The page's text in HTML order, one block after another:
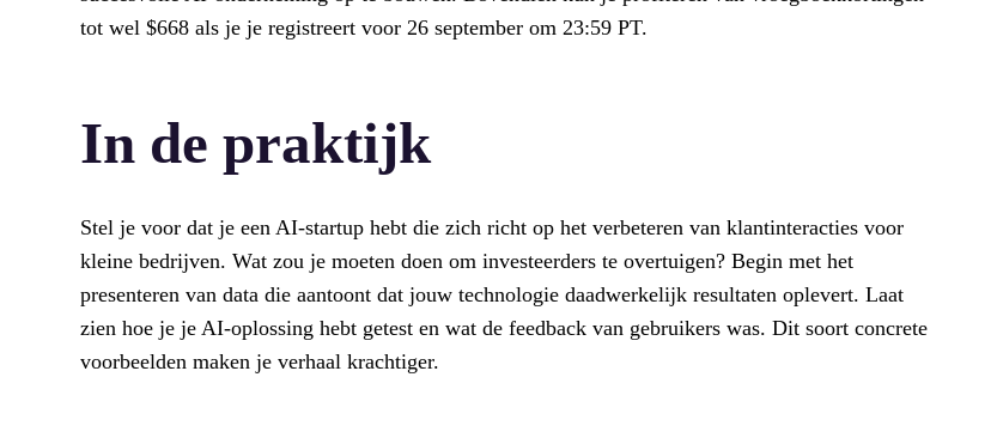
tot wel $668 als je je registreert voor 26 september om 23:59 PT.
In de praktijk
Stel je voor dat je een AI-startup hebt die zich richt op het verbeteren van klantinteracties voor
kleine bedrijven. Wat zou je moeten doen om investeerders te overtuigen? Begin met het
presenteren van data die aantoont dat jouw technologie daadwerkelijk resultaten oplevert. Laat
zien hoe je je AI-oplossing hebt getest en wat de feedback van gebruikers was. Dit soort concrete
voorbeelden maken je verhaal krachtiger.